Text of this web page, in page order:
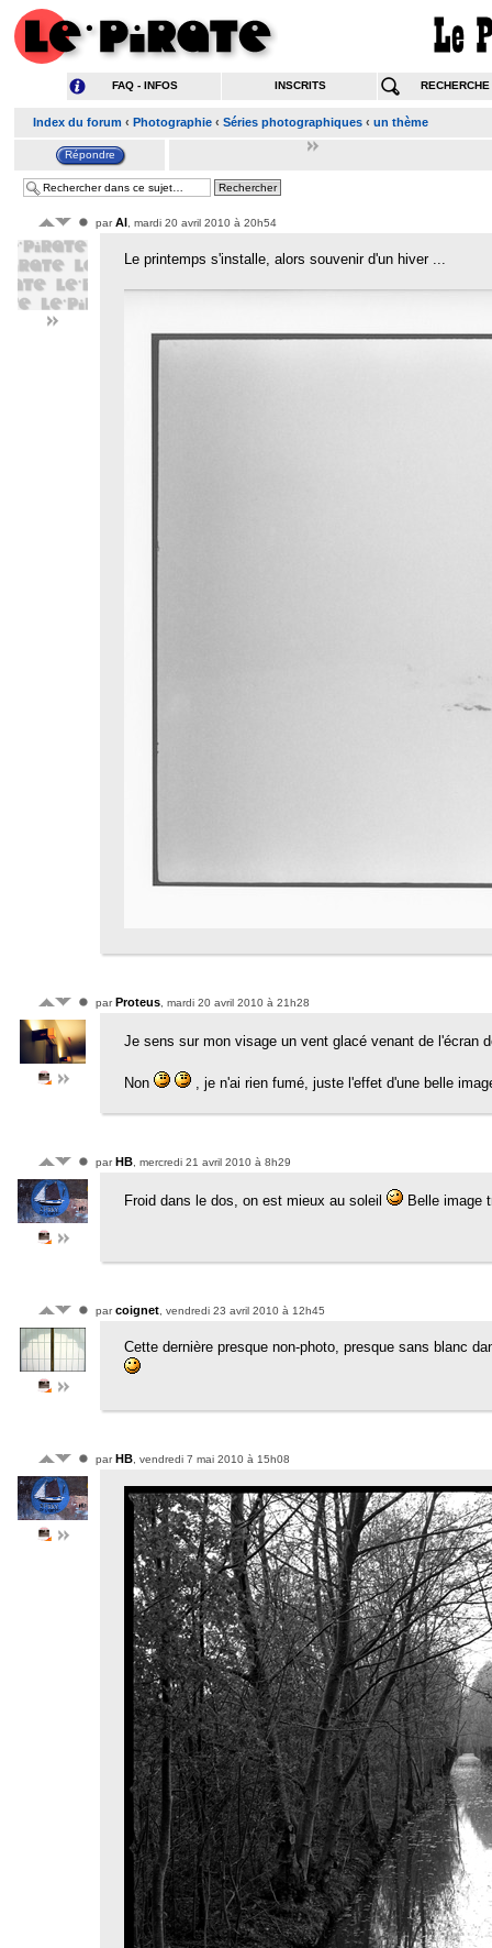
FAQ - INFOS INSCRITS RECHERCHE
Index du forum ‹ Photographie ‹ Séries photographiques ‹ un thème
parAl , mardi 20 avril 2010 à 20h54
Le printemps s'installe, alors souvenir d'un hiver ...
parProteus , mardi 20 avril 2010 à 21h28
Je sens sur mon visage un vent glacé venant de l'écran
Non , je n'ai rien fumé, juste l'effet d'une belle
parHB , mercredi 21 avril 2010 à 8h29
Froid dans le dos, on est mieux au soleil Belle image
parcoignet , vendredi 23 avril 2010 à 12h45
Cette dernière presque non-photo, presque sans blanc
parHB , vendredi 7 mai 2010 à 15h08